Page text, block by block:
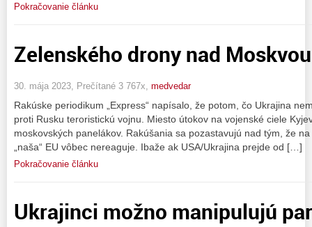
Pokračovanie článku
Zelenského drony nad Moskvou
30. mája 2023, Prečítané 3 767x, medvedar
Rakúske periodikum „Express“ napísalo, že potom, čo Ukrajina
proti Rusku teroristickú vojnu. Miesto útokov na vojenské ciele
moskovských panelákov. Rakúšania sa pozastavujú nad tým, že
„naša“ EU vôbec nereaguje. Ibaže ak USA/Ukrajina prejde od […]
Pokračovanie článku
Ukrajinci možno manipulujú